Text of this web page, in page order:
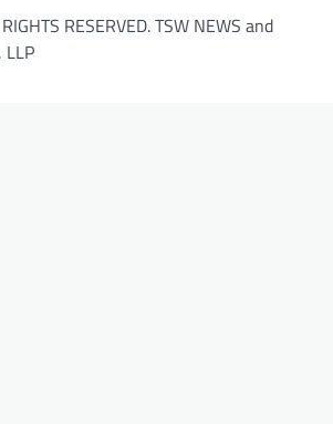
RESERVED. TSW NEWS and
LLP